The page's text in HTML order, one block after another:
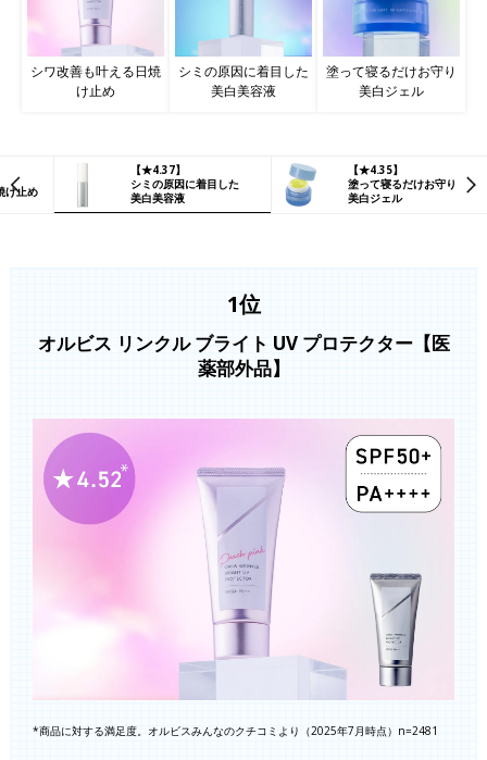
シワ改善も叶える日焼
け止め
シミの原因に着目した
美白美容液
塗って寝るだけお守り
美白ジェル
け止め
【★4.37】
シミの原因に着目した
美白美容液
【★4.35】
塗って寝るだけお守り
美白ジェル
1位
オルビス リンクル ブライト UV プロテクター【医
薬部外品】
*商品に対する満足度。オルビスみんなのクチコミより（2025年7月時点）n=2481